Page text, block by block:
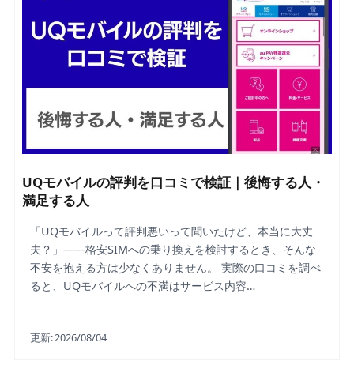
UQモバイルの評判を口コミで検証｜後悔する人・
満足する人
「UQモバイルって評判悪いって聞いたけど、本当に大丈
夫？」——格安SIMへの乗り換えを検討するとき、そんな
不安を抱える方は少なくありません。 実際の口コミを調べ
ると、UQモバイルへの不満はサービス内容…
更新:2026/08/04